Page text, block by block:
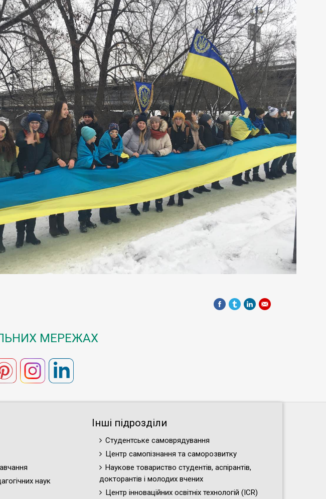
МЕРЕЖАХ
наук
Інші підрозділи
Студентське самоврядування
Центр самопізнання та саморозвитку
Наукове товариство студентів, аспірантів,
докторантів і молодих вчених
Центр інноваційних освітніх технологій (ICR)